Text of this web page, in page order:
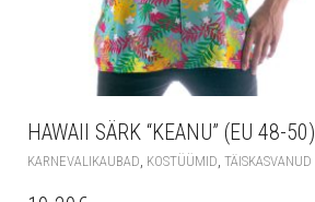
HAWAII SÄRK “KEANU” (EU 48-50)
KARNEVALIKAUBAD KOSTÜÜMID TÄISKASVANUD